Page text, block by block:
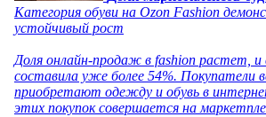
Категория обуви на Ozon Fashion
устойчивый рост
Доля онлайн-продаж в fashion растет, и
составила уже более 54%. Покупатели
приобретают одежду и обувь в
этих покупок совершается на